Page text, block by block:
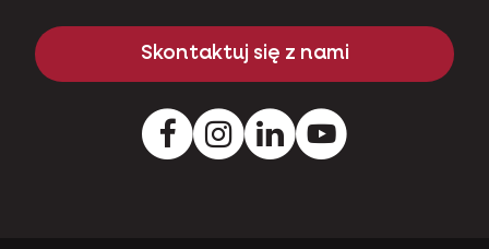
Skontaktuj się z nami
FacebookInstagramPinterestYoutube